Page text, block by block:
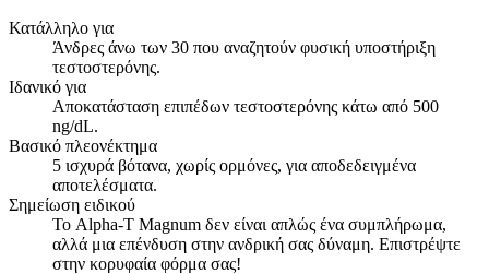
Κατάλληλο για
Άνδρες άνω των 30 που αναζητούν φυσική υποστήριξη
τεστοστερόνης.
Ιδανικό για
Αποκατάσταση επιπέδων τεστοστερόνης κάτω από 500
ng/dL.
Βασικό πλεονέκτημα
5 ισχυρά βότανα, χωρίς ορμόνες, για αποδεδειγμένα
αποτελέσματα.
Σημείωση ειδικού
Το Alpha-T Magnum δεν είναι απλώς ένα συμπλήρωμα,
αλλά μια επένδυση στην ανδρική σας δύναμη. Επιστρέψτε
στην κορυφαία φόρμα σας!